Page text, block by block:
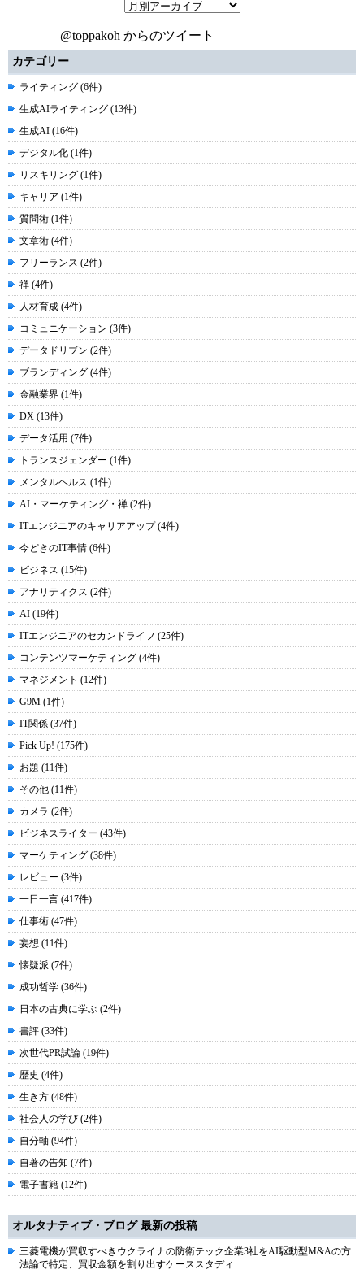
@toppakoh からのツイート
カテゴリー
ライティング (6件)
生成AIライティング (13件)
生成AI (16件)
デジタル化 (1件)
リスキリング (1件)
キャリア (1件)
質問術 (1件)
文章術 (4件)
フリーランス (2件)
禅 (4件)
人材育成 (4件)
コミュニケーション (3件)
データドリブン (2件)
ブランディング (4件)
金融業界 (1件)
DX (13件)
データ活用 (7件)
トランスジェンダー (1件)
メンタルヘルス (1件)
AI・マーケティング・禅 (2件)
ITエンジニアのキャリアアップ (4件)
今どきのIT事情 (6件)
ビジネス (15件)
アナリティクス (2件)
AI (19件)
ITエンジニアのセカンドライフ (25件)
コンテンツマーケティング (4件)
マネジメント (12件)
G9M (1件)
IT関係 (37件)
Pick Up! (175件)
お題 (11件)
その他 (11件)
カメラ (2件)
ビジネスライター (43件)
マーケティング (38件)
レビュー (3件)
一日一言 (417件)
仕事術 (47件)
妄想 (11件)
懐疑派 (7件)
成功哲学 (36件)
日本の古典に学ぶ (2件)
書評 (33件)
次世代PR試論 (19件)
歴史 (4件)
生き方 (48件)
社会人の学び (2件)
自分軸 (94件)
自著の告知 (7件)
電子書籍 (12件)
オルタナティブ・ブログ 最新の投稿
三菱電機が買収すべきウクライナの防衛テック企業3社をAI駆動型M&Aの方
法論で特定、買収金額を割り出すケーススタディ